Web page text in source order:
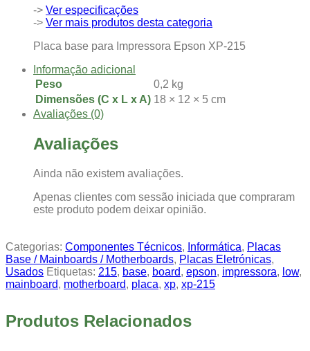
-> Ver especificações
-> Ver mais produtos desta categoria
Placa base para Impressora Epson XP-215
Informação adicional
Peso
0,2 kg
Dimensões (C x L x A) 18 × 12 × 5 cm
Avaliações (0)
Avaliações
Ainda não existem avaliações.
Apenas clientes com sessão iniciada que compraram
este produto podem deixar opinião.
Categorias: Componentes Técnicos, Informática, Placas
Base / Mainboards / Motherboards, Placas Eletrónicas,
Usados Etiquetas: 215, base, board, epson, impressora, low,
mainboard, motherboard, placa, xp, xp-215
Produtos Relacionados